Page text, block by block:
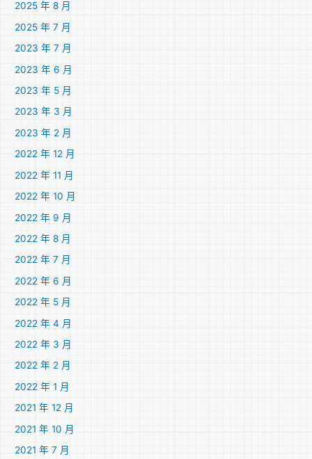
2025 年 8 月
2025 年 7 月
2023 年 7 月
2023 年 6 月
2023 年 5 月
2023 年 3 月
2023 年 2 月
2022 年 12 月
2022 年 11 月
2022 年 10 月
2022 年 9 月
2022 年 8 月
2022 年 7 月
2022 年 6 月
2022 年 5 月
2022 年 4 月
2022 年 3 月
2022 年 2 月
2022 年 1 月
2021 年 12 月
2021 年 10 月
2021 年 7 月